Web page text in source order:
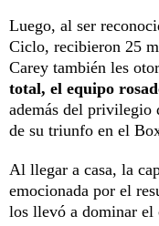
Luego, al ser
Ciclo, recibieron 25
Carey también les
total, el equipo
además del privilegio
de su triunfo en el
Al llegar a casa, la
emocionada por el
los llevó a dominar el